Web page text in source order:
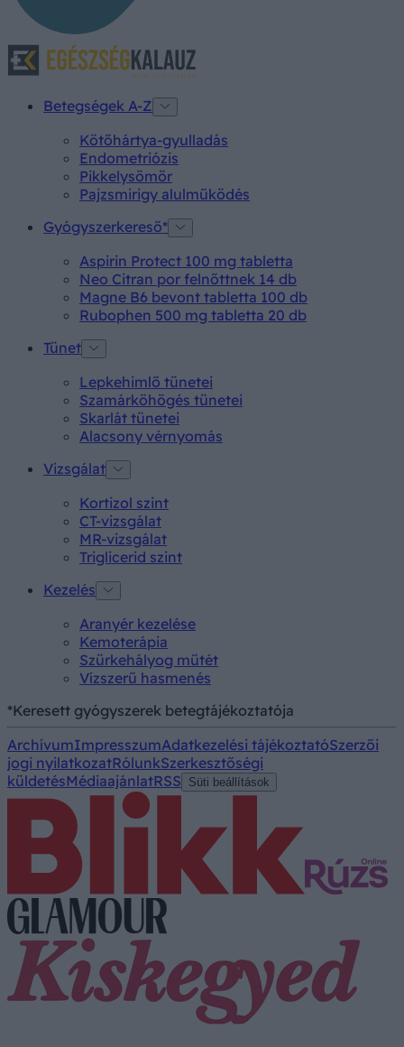
Betegségek A-Z
Kötőhártya-gyulladás
Endometriózis
Pikkelysömör
Pajzsmirigy alulműködés
Gyógyszerkereső*
Aspirin Protect 100 mg tabletta
Neo Citran por felnőttnek 14 db
Magne B6 bevont tabletta 100 db
Rubophen 500 mg tabletta 20 db
Tünet
Lepkehimlő tünetei
Szamárköhögés tünetei
Skarlát tünetei
Alacsony vérnyomás
Vizsgálat
Kortizol szint
CT-vizsgálat
MR-vizsgálat
Triglicerid szint
Kezelés
Aranyér kezelése
Kemoterápia
Szürkehályog műtét
Vízszerű hasmenés
*Keresett gyógyszerek betegtájékoztatója
ArchívumImpresszumAdatkezelési tájékoztatóSzerzői
jogi nyilatkozatRólunkSzerkesztőségi
küldetésMédiaajánlatRSS Süti beállítások